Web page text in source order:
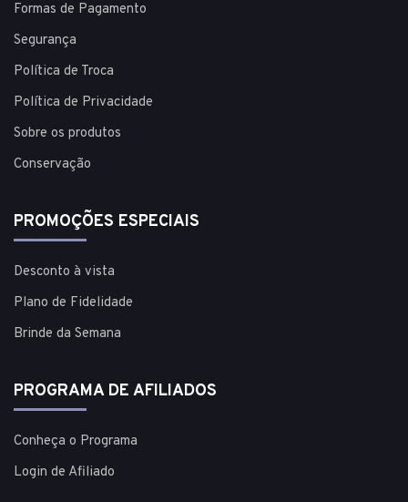
Formas de Pagamento
Segurança
Política de Troca
Política de Privacidade
Sobre os produtos
Conservação
PROMOÇÕES ESPECIAIS
Desconto à vista
Plano de Fidelidade
Brinde da Semana
PROGRAMA DE AFILIADOS
Conheça o Programa
Login de Afiliado